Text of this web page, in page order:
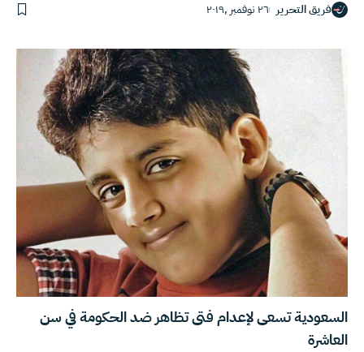
فريق التحرير ٢٦ نوفمبر ,٢٠١٩
السعودية تسعى لإعدام فتى تظاهر ضد الحكومة في سن
العاشرة